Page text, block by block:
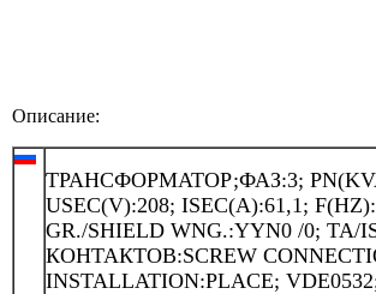
Описание:
ТРАНСФОРМАТОР;ФАЗ:3;
USEC(V):208; ISEC(A):61,1;
GR./SHIELD WNG.:YYN0 /0; TA/
КОНТАКТОВ:SCREW
INSTALLATION:PLACE;